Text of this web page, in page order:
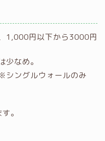
1,000円以下から3000円
少なめ。
ングルウォールのみ
。